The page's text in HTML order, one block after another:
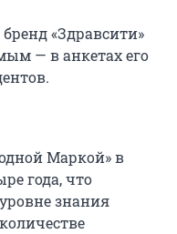
«Здравсити»
— в анкетах его
Маркой» в
года, что
знания